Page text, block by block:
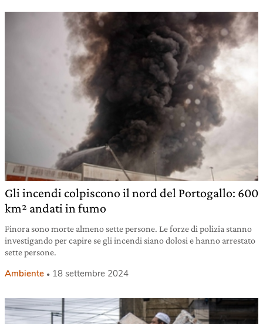
Gli incendi colpiscono il nord del Portogallo: 600
km² andati in fumo
Finora sono morte almeno sette persone. Le forze di polizia stanno
investigando per capire se gli incendi siano dolosi e hanno arrestato
sette persone.
Ambiente 18 settembre 2024